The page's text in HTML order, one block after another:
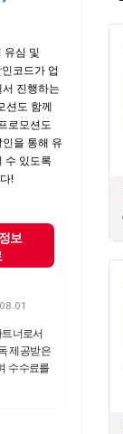
유심 및
코드가 업
진행하는
션도 함께
로모션도
을 통해 유
수 있도록
!
보
너로서
제공받은
수수료를